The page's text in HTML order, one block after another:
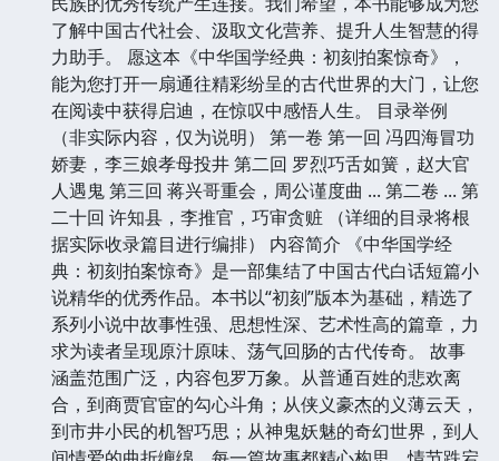
了解中国古代社会、汲取文化营养、提升人生智慧的得
力助手。 愿这本《中华国学经典：初刻拍案惊奇》，
能为您打开一扇通往精彩纷呈的古代世界的大门，让您
在阅读中获得启迪，在惊叹中感悟人生。 目录举例
（非实际内容，仅为说明） 第一卷 第一回 冯四海冒功
娇妻，李三娘孝母投井 第二回 罗烈巧舌如簧，赵大官
人遇鬼 第三回 蒋兴哥重会，周公谨度曲 ... 第二卷 ... 第
二十回 许知县，李推官，巧审贪赃 （详细的目录将根
据实际收录篇目进行编排） 内容简介 《中华国学经
典：初刻拍案惊奇》是一部集结了中国古代白话短篇小
说精华的优秀作品。本书以“初刻”版本为基础，精选了
系列小说中故事性强、思想性深、艺术性高的篇章，力
求为读者呈现原汁原味、荡气回肠的古代传奇。 故事
涵盖范围广泛，内容包罗万象。从普通百姓的悲欢离
合，到商贾官宦的勾心斗角；从侠义豪杰的义薄云天，
到市井小民的机智巧思；从神鬼妖魅的奇幻世界，到人